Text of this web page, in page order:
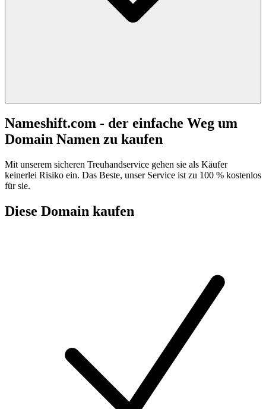
Nameshift.com - der einfache Weg um
Domain Namen zu kaufen
Mit unserem sicheren Treuhandservice gehen sie als Käufer
keinerlei Risiko ein. Das Beste, unser Service ist zu 100 % kostenlos
für sie.
Diese Domain kaufen